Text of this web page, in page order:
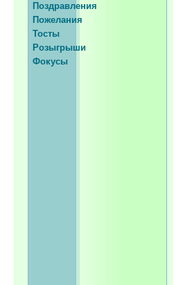
Поздравления
Пожелания
Тосты
Розыгрыши
Фокусы